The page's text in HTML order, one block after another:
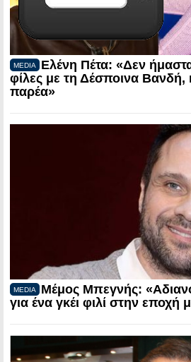
MEDIA
Ελένη Πέτα: «Δεν
φίλες με τη Δέσποινα
παρέα»
MEDIA
Μέμος Μπεγνής:
για ένα γκέι φιλί στην εποχή